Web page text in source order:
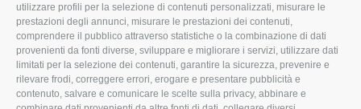
utilizzare profili per la selezione di contenuti personalizzati, misurare le
prestazioni degli annunci, misurare le prestazioni dei contenuti,
comprendere il pubblico attraverso statistiche o la combinazione di dati
provenienti da fonti diverse, sviluppare e migliorare i servizi, utilizzare dati
limitati per la selezione dei contenuti, garantire la sicurezza, prevenire e
rilevare frodi, correggere errori, erogare e presentare pubblicità e
contenuto, salvare e comunicare le scelte sulla privacy, abbinare e
I Nostri Servizi
Uffici della Sede
provinciale
Le Sedi di Zona
Agricoltori S.r.l.
Ambiente
Associazione
CONFAGRICOLTURA
ATTIVA